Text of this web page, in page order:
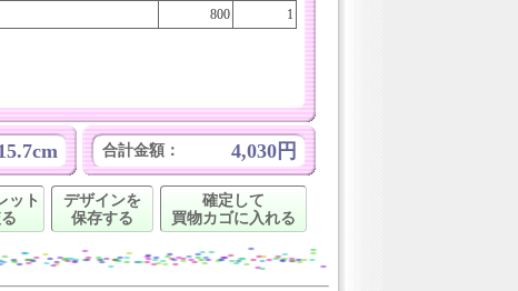
800 1
合計金額： 4,030円
ット
デザインを
保存する
確定して
買物カゴに入れる